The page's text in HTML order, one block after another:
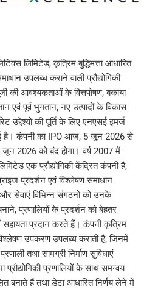
लिमिटेड, कृत्रिम बुद्धिमत्ता आधारित
उपलब्ध कराने वाली प्रौद्योगिकी
की आवश्यकताओं के वित्तपोषण, बकाया
एवं पूर्व भुगतान, नए उत्पादों के विकास
उद्देश्यों की पूर्ति के लिए एनएसई इमर्ज
है। कंपनी का IPO आज, 5 जून 2026 से
2026 को बंद होगा। वर्ष 2007 में
एक प्रौद्योगिकी-केंद्रित कंपनी है,
प्रदर्शन एवं विश्लेषण समाधान
सेवाएं विभिन्न संगठनों को उनके
प्रणालियों के प्रदर्शन को बेहतर
सहायता प्रदान करते हैं। कंपनी कृत्रिम
विश्लेषण उपकरण उपलब्ध कराती है, जिनमें
तथा सामग्री निर्माण सुविधाएं
प्रणालियों के साथ समन्वय
बनाते हैं तथा डेटा आधारित निर्णय लेने में